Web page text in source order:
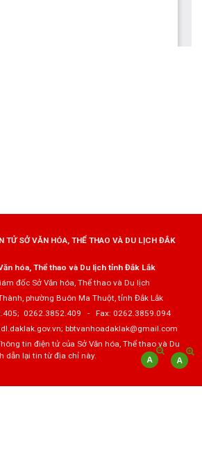
TỬ SỞ VĂN HÓA, THỂ THAO VÀ DU LỊCH ĐẮK
hóa, Thể thao và Du lịch tỉnh Đắk Lắk
đốc Sở Văn hóa, Thể thao và Du lịch
phường Buôn Ma Thuột, tỉnh Đắk Lắk
0262.3852.409 - Fax: 0262.3859.094
bbtvanhoadaklak@gmail.com
tin điện tử của Sở Văn hóa, Thể thao và Du
dẫn lại tin từ địa chỉ này.